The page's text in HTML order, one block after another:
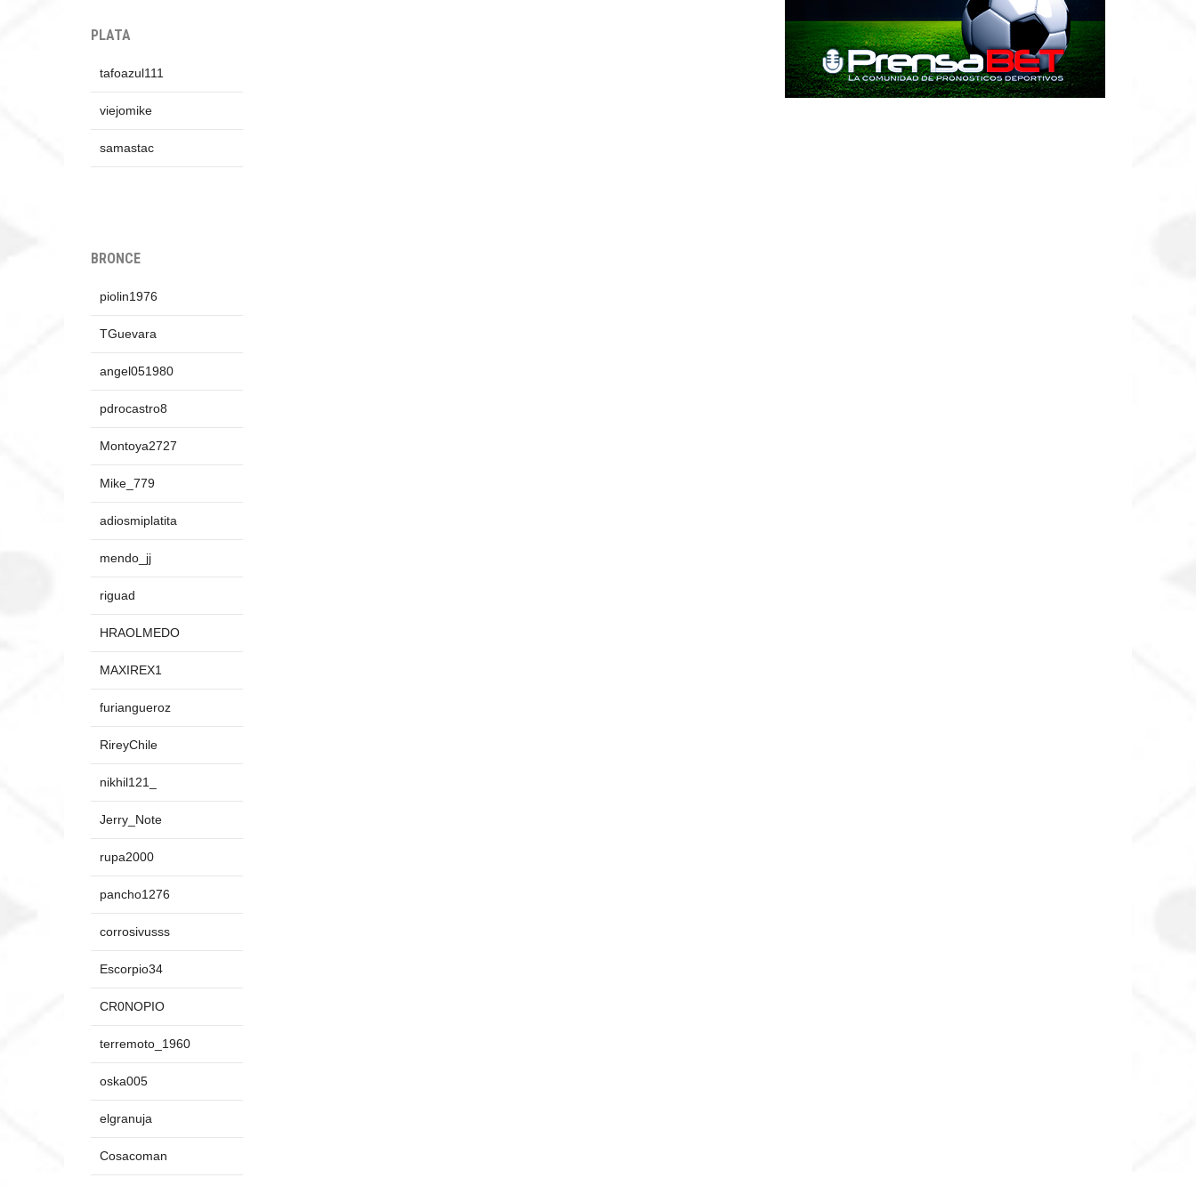
PLATA
tafoazul111
viejomike
samastac
BRONCE
piolin1976
TGuevara
angel051980
pdrocastro8
Montoya2727
Mike_779
adiosmiplatita
mendo_jj
riguad
HRAOLMEDO
MAXIREX1
furiangueroz
RireyChile
nikhil121_
Jerry_Note
rupa2000
pancho1276
corrosivusss
Escorpio34
CR0NOPIO
terremoto_1960
oska005
elgranuja
Cosacoman